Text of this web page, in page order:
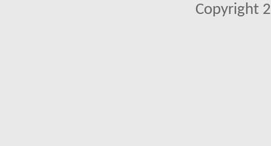
Copyright